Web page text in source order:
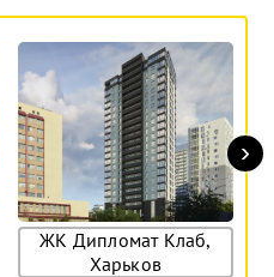
ЖК Дипломат Клаб,
Харьков
›